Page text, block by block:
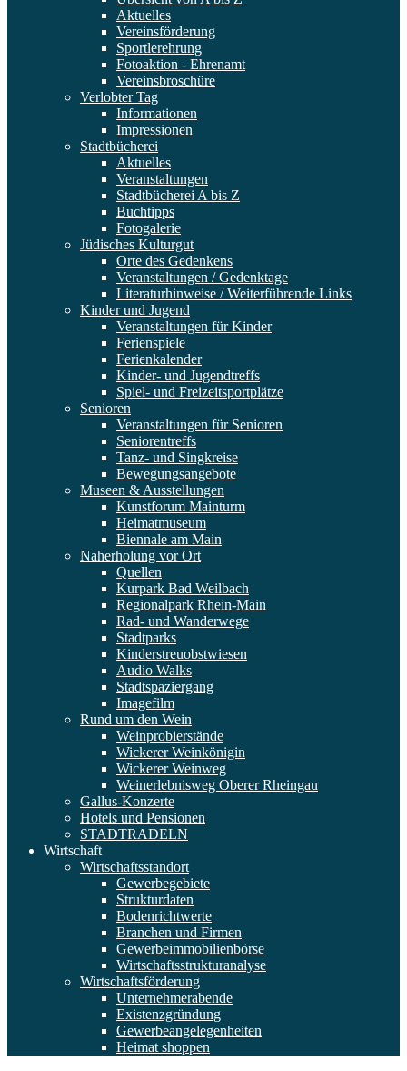
Aktuelles
Vereinsförderung
Sportlerehrung
Fotoaktion - Ehrenamt
Vereinsbroschüre
Verlobter Tag
Informationen
Impressionen
Stadtbücherei
Aktuelles
Veranstaltungen
Stadtbücherei A bis Z
Buchtipps
Fotogalerie
Jüdisches Kulturgut
Orte des Gedenkens
Veranstaltungen / Gedenktage
Literaturhinweise / Weiterführende Links
Kinder und Jugend
Veranstaltungen für Kinder
Ferienspiele
Ferienkalender
Kinder- und Jugendtreffs
Spiel- und Freizeitsportplätze
Senioren
Veranstaltungen für Senioren
Seniorentreffs
Tanz- und Singkreise
Bewegungsangebote
Museen & Ausstellungen
Kunstforum Mainturm
Heimatmuseum
Biennale am Main
Naherholung vor Ort
Quellen
Kurpark Bad Weilbach
Regionalpark Rhein-Main
Rad- und Wanderwege
Stadtparks
Kinderstreuobstwiesen
Audio Walks
Stadtspaziergang
Imagefilm
Rund um den Wein
Weinprobierstände
Wickerer Weinkönigin
Wickerer Weinweg
Weinerlebnisweg Oberer Rheingau
Gallus-Konzerte
Hotels und Pensionen
STADTRADELN
Wirtschaft
Wirtschaftsstandort
Gewerbegebiete
Strukturdaten
Bodenrichtwerte
Branchen und Firmen
Gewerbeimmobilienbörse
Wirtschaftsstrukturanalyse
Wirtschaftsförderung
Unternehmerabende
Existenzgründung
Gewerbeangelegenheiten
Heimat shoppen